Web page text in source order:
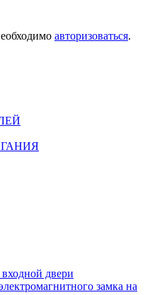
авторизоваться.
двери
замка на